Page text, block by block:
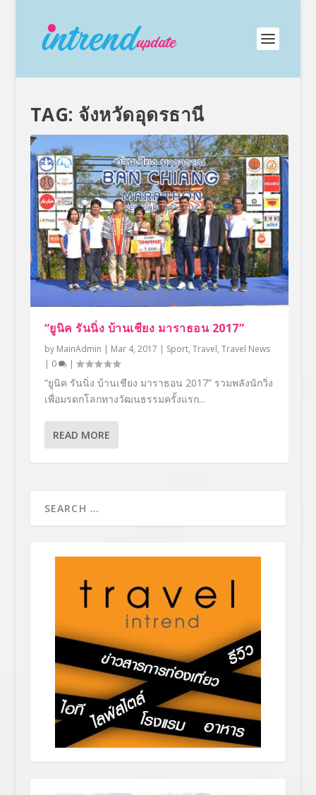
TAG: จังหวัดอุดรธานี
“ยูนิค รันนิ่ง บ้านเชียง มาราธอน 2017”
by MainAdmin | Mar 4, 2017 | Sport, Travel, Travel News
| 0 |
“ยูนิค รันนิ่ง บ้านเชียง มาราธอน 2017” รวมพลังนักวิ่ง
เพื่อมรดกโลกทางวัฒนธรรมครั้งแรก...
READ MORE